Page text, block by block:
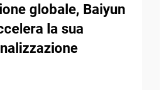
globale, Baiyun
la sua